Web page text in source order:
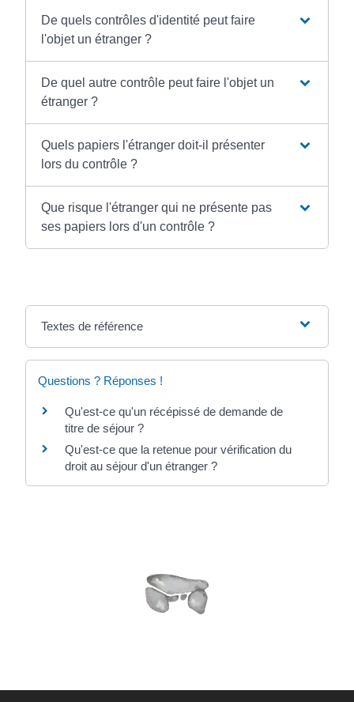
De quels contrôles d'identité peut faire
l'objet un étranger ?
De quel autre contrôle peut faire l'objet un
étranger ?
Quels papiers l'étranger doit-il présenter
lors du contrôle ?
Que risque l'étranger qui ne présente pas
ses papiers lors d'un contrôle ?
Textes de référence
Questions ? Réponses !
Qu'est-ce qu'un récépissé de demande de
titre de séjour ?
Qu'est-ce que la retenue pour vérification du
droit au séjour d'un étranger ?